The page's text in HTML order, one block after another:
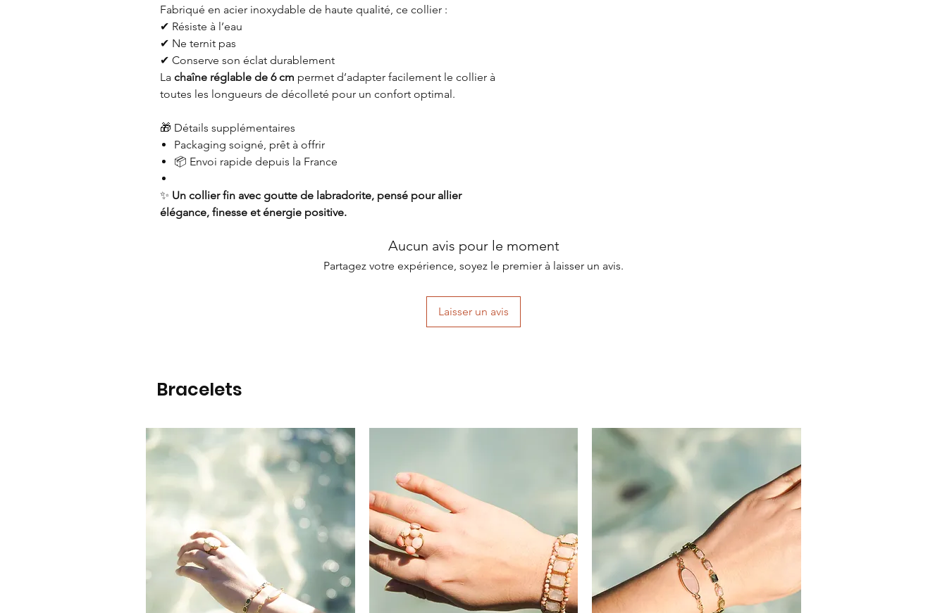
Fabriqué en acier inoxydable de haute qualité, ce collier :
✔ Résiste à l’eau
✔ Ne ternit pas
✔ Conserve son éclat durablement
La chaîne réglable de 6 cm permet d’adapter facilement le collier à
toutes les longueurs de décolleté pour un confort optimal.
🎁 Détails supplémentaires
Packaging soigné, prêt à offrir
📦 Envoi rapide depuis la France
✨ Un collier fin avec goutte de labradorite, pensé pour allier
élégance, finesse et énergie positive.
Aucun avis pour le moment
Partagez votre expérience, soyez le premier à laisser un avis.
Laisser un avis
Bracelets